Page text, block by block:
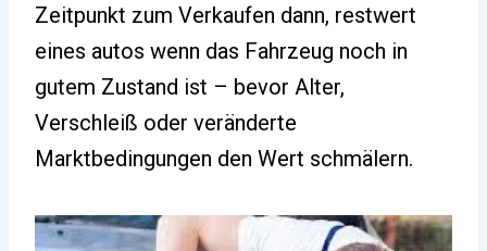
Zeitpunkt zum Verkaufen dann, restwert
eines autos wenn das Fahrzeug noch in
gutem Zustand ist – bevor Alter,
Verschleiß oder veränderte
Marktbedingungen den Wert schmälern.